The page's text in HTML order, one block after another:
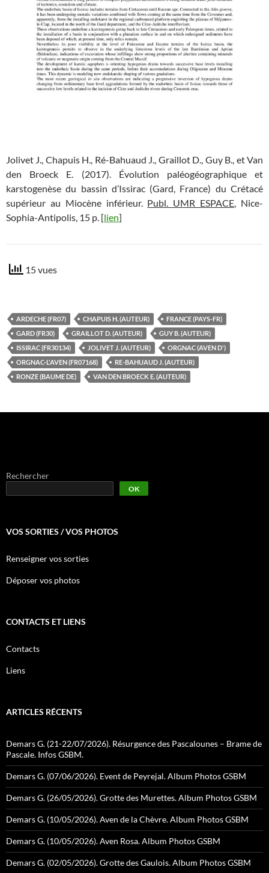
Jolivet J., Chapuis H., Ré-Bahuaud J., Graillot D., Guy B., et Van
den Broeck E. (2017). Évolution paléogéographique et
karstogenèse du bassin d’Issirac (Gard, France) du Crétacé
supérieur au Miocène inférieur. Publ. UMR ESPACE, Nice-
Sophia-Antipolis, 15 p. [lien]
15 vues
ARDECHE (FR07) CHAPUIS H. (AUTEUR)
FRANCE (PAYS-FR)
GARD (FR30)
GRAILLOT D. (AUTEUR)
GUY B. (AUTEUR)
ISSIRAC (FR30134)
JOLIVET J. (AUTEUR)
ORGNAC (AVEN D')
ORGNAC-L'AVEN (FR07168)
RE-BAHUAUD J. (AUTEUR)
RONZE (BAUME DE)
VAN DEN BROECK E. (AUTEUR)
Rechercher
OK
VOS SORTIES / VOS PHOTOS
Renseigner vos sorties
Déposer vos photos
CONTACTS ET LIENS
Contacts
Liens
ARTICLES RÉCENTS
Demars G. (21-22/07/2026). Résurgence des Pascalounes – Brame de
Pascale. Infos GSBM.
Demars G. (07/06/2026). Event de Peyrejal. Album Photos GSBM
Demars G. (26/05/2026). Grotte des Murettes. Album Photos GSBM
Demars G. (10/05/2026). Aven de la Chèvre. Album Photos GSBM
Demars G. (10/05/2026). Aven Rosa. Album Photos GSBM
Demars G. (02/05/2026). Grotte des Gaulois. Album Photos GSBM